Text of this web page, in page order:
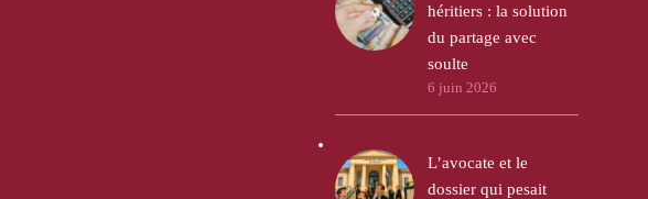
héritiers : la solution
du partage avec
soulte
6 juin 2026
L’avocate et le
dossier qui pesait